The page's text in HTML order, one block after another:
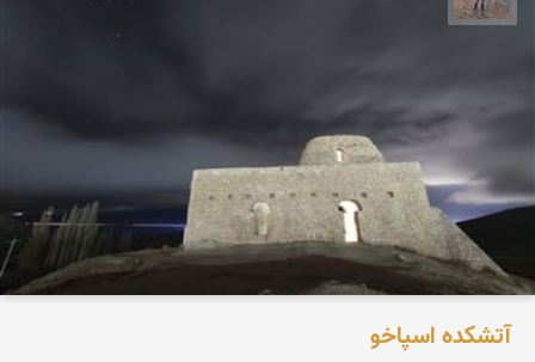
آتشکده اسپاخو